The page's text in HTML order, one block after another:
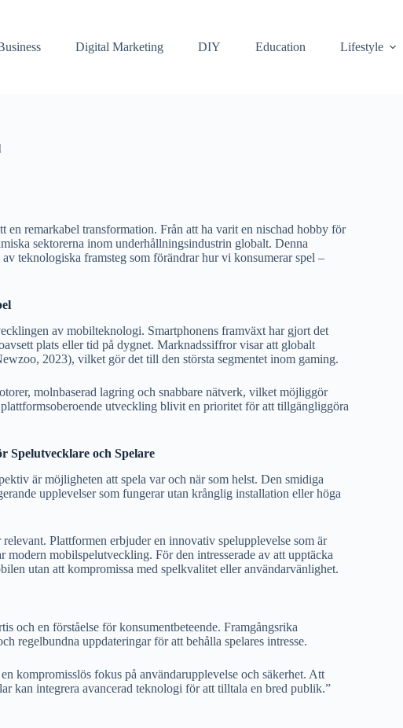
Digital Marketing DIY Education Lifestyle
en remarkabel transformation. Från att ha varit en nischad hobby för
sektorerna inom underhållningsindustrin globalt. Denna
teknologiska framsteg som förändrar hur vi konsumerar spel –
av mobilteknologi. Smartphonens framväxt har gjort det
plats eller tid på dygnet. Marknadssiffror visar att globalt
2023), vilket gör det till den största segmentet inom gaming.
molnbaserad lagring och snabbare nätverk, vilket möjliggör
utveckling blivit en prioritet för att tillgängliggöra
och Spelare
är möjligheten att spela var och när som helst. Den smidiga
upplevelser som fungerar utan krånglig installation eller höga
Plattformen erbjuder en innovativ spelupplevelse som är
mobilspelutveckling. För den intresserade av att upptäcka
utan att kompromissa med spelkvalitet eller användarvänlighet.
och en förståelse för konsumentbeteende. Framgångsrika
regelbundna uppdateringar för att behålla spelares intresse.
kompromisslös fokus på användarupplevelse och säkerhet. Att
kan integrera avancerad teknologi för att tilltala en bred publik.”